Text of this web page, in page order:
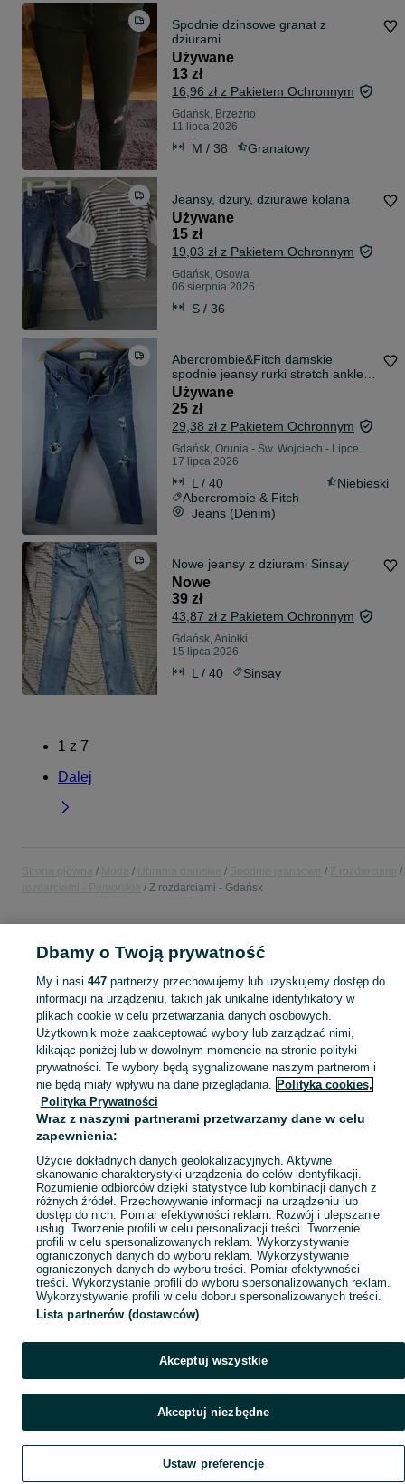
Spodnie dzinsowe granat z
dziurami
Używane
13 zł
16,96 zł z Pakietem Ochronnym
Gdańsk, Brzeźno
11 lipca 2026
M / 38 Granatowy
Jeansy, dzury, dziurawe kolana
Używane
15 zł
19,03 zł z Pakietem Ochronnym
Gdańsk, Osowa
06 sierpnia 2026
S / 36
Abercrombie&Fitch damskie
spodnie jeansy rurki stretch ankle
jean skinny fit M L 38 40
Używane
25 zł
29,38 zł z Pakietem Ochronnym
Gdańsk, Orunia - Św. Wojciech - Lipce
17 lipca 2026
L / 40
Niebieski
Abercrombie & Fitch
Jeans (Denim)
Nowe jeansy z dziurami Sinsay
Nowe
39 zł
43,87 zł z Pakietem Ochronnym
Gdańsk, Aniołki
15 lipca 2026
L / 40 Sinsay
1 z 7
Dalej
Z rozdarciami - Gdańsk
KATEGORIA
Bogaty wybór jeansów z rozdarciami damskich Gdańsk ▶️ Różne materiały i kolory ✅ Nowe i używane w atrakcyjnych cenach ✌ Sprawdź oferty na OLX.pl! Zobacz
Mapa kategorii
Mapa miejscowości
Mapa ministron
Dbamy o Twoją prywatność
My i nasi 447partnerzy przechowujemy lub uzyskujemy dostęp do
informacji na urządzeniu, takich jak unikalne identyfikatory w
plikach cookie w celu przetwarzania danych osobowych.
Użytkownik może zaakceptować wybory lub zarządzać nimi,
klikając poniżej lub w dowolnym momencie na stronie polityki
prywatności. Te wybory będą sygnalizowane naszym partnerom i
nie będą miały wpływu na dane przeglądania. Polityka cookies,
Polityka Prywatności
Wraz z naszymi partnerami przetwarzamy dane w celu
zapewnienia:
Użycie dokładnych danych geolokalizacyjnych. Aktywne
skanowanie charakterystyki urządzenia do celów identyfikacji.
Rozumienie odbiorców dzięki statystyce lub kombinacji danych z
różnych źródeł. Przechowywanie informacji na urządzeniu lub
dostęp do nich. Pomiar efektywności reklam. Rozwój i ulepszanie
usług. Tworzenie profili w celu personalizacji treści. Tworzenie
profili w celu spersonalizowanych reklam. Wykorzystywanie
ograniczonych danych do wyboru reklam. Wykorzystywanie
ograniczonych danych do wyboru treści. Pomiar efektywności
treści. Wykorzystanie profili do wyboru spersonalizowanych reklam.
Wykorzystywanie profili w celu doboru spersonalizowanych treści.
Lista partnerów (dostawców)
Akceptuj wszystkie
Akceptuj niezbędne
Ustaw preferencje